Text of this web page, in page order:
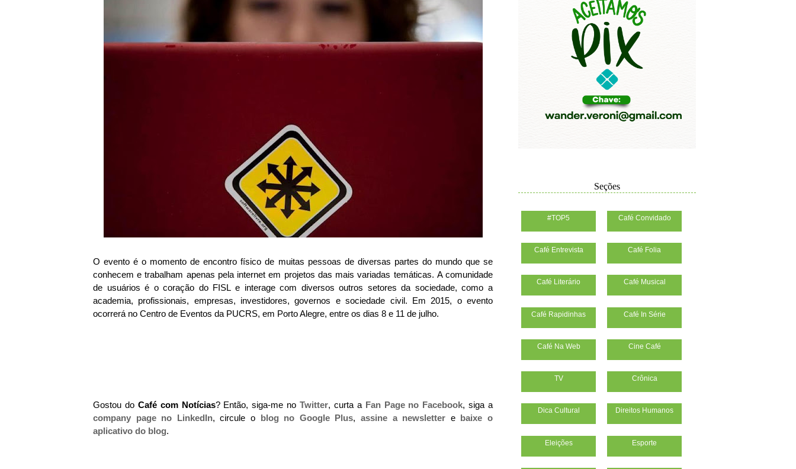
O evento é o momento de encontro físico de muitas pessoas de diversas partes do mundo que se
conhecem e trabalham apenas pela internet em projetos das mais variadas temáticas. A comunidade
de usuários é o coração do FISL e interage com diversos outros setores da sociedade, como a
academia, profissionais, empresas, investidores, governos e sociedade civil. Em 2015, o evento
ocorrerá no Centro de Eventos da PUCRS, em Porto Alegre, entre os dias 8 e 11 de julho.
Gostou do Café com Notícias? Então, siga-me no Twitter, curta a Fan Page no Facebook, siga a
company page no LinkedIn, circule o blog no Google Plus,assine a newsletter e baixe o
aplicativo do blog.
Seções
#TOP5 Café Convidado
Café Entrevista Café Folia
Café Literário Café Musical
Café Rapidinhas Café In Série
Café Na Web Cine Café
TV Crônica
Dica Cultural Direitos Humanos
Eleições Esporte